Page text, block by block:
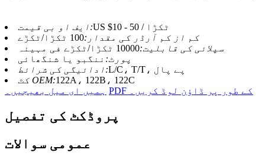
ایف او بی قیمت:
US $10 - 50 / ٹکڑا
کم از کم آرڈر کی مقدار:100 ٹکڑا/ٹکڑے
سپلائی کی قابلیت:10000 ٹکڑا/ٹکڑے فی مہینہ
پورٹ: ننگبو یا شنگھائی
ادائیگی کی شرائط:
L/C، T/T، پے پال
کٹ OEM:122A، 122B، 122C
ہمیں ای میل بھیجیں۔
PDF کے طور پر ڈاؤن لوڈ کریں۔
پروڈکٹ کی تفصیل
عمومی سوالات